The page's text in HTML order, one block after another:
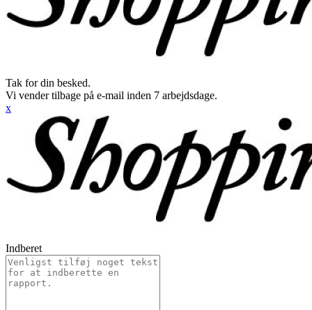
Tak for din besked.
Vi vender tilbage på e-mail inden 7 arbejdsdage.
x
Indberet